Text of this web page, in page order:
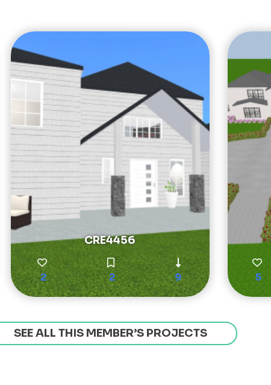
CRE4456
2 2 9 5
SEE ALL THIS MEMBER’S PROJECTS